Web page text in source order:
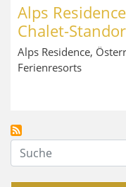
Alps
Chalet-
Alps Residence,
Ferienresorts
Suche